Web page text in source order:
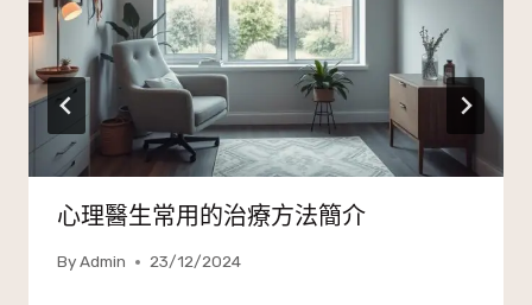
心理醫生常用的治療方法簡介
ByAdmin 23/12/2024